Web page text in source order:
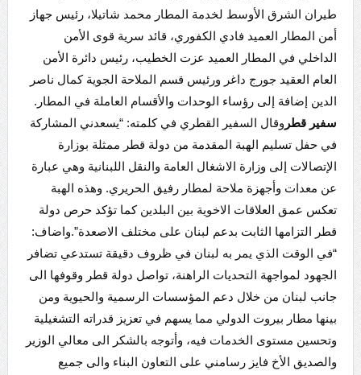
طيران الشرق الأوسط لخدمة المطار محمد شاتيلا، رئيس جهاز
أمن المطار العميد فادي الكفوري، قائد سرية قوى الأمن
الداخلي في المطار العميد عزت الخطيب، رئيس دائرة الأمن
العام العقيد جورج داغر ورئيس قسم الملاحة الجوية كمال ناصر
الدين إضافة إلى رؤساء الوحدات والأقسام العاملة في المطار.
سفير قطر وقال السفير القطري في كلمته: “يسعدني المشاركة
في حفل تسليم الهبة المقدمة من دولة قطر ممثلة بوزارة
الإتصالات إلى وزارة الاشغال العامة والنقل اللبنانية وهي عبارة
عن معدات وأجهزة ملاحة لمطار رفيق الحريري. وهذه الهبة
تعكس عمق العلاقات الاخوية بين البلدين كما تؤكد حرص دولة
قطر التزامها الثابت بدعم لبنان على مختلف الاصعدة”. واضاف:
“في الوقت الذي يمر به لبنان في ظروف دقيقة تستدعي تضافر
الجهود لمواجهة التحديات الراهنة، تواصل دولة قطر وقوفها الى
جانب لبنان من خلال دعم المؤسسات الرسمية والحيوية ومن
بينها مطار بيروت الدولي مما يسهم في تعزيز قدراته التشغيلية
وتحسين مستوى الخدمات فيه، وأتوجه بالشكر الى معالي الوزير
والصديق الأخ فايز رسامني على التعاون البناء والى جميع